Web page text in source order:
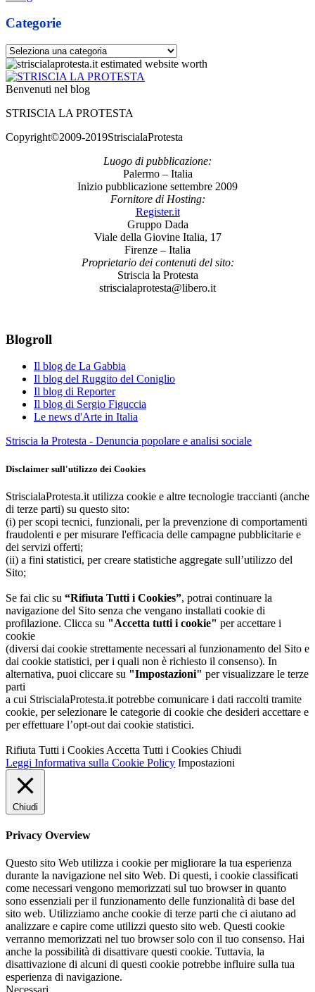
Categorie
Categorie
Benvenuti nel blog
STRISCIA LA PROTESTA
Copyright©2009-2019StriscialaProtesta
Luogo di pubblicazione:
Palermo – Italia
Inizio pubblicazione settembre 2009
Fornitore di Hosting:
Register.it
Gruppo Dada
Viale della Giovine Italia, 17
Firenze – Italia
Proprietario dei contenuti del sito:
Striscia la Protesta
striscialaprotesta@libero.it
Blogroll
Il blog de La Gabbia
Il blog del Ruggito del Coniglio
Il blog di Reporter
Il blog di Sergio Figuccia
Le news d'Arte in Italia
Striscia la Protesta - Denuncia popolare e analisi sociale
Disclaimer sull'utilizzo dei Cookies
StriscialaProtesta.it utilizza cookie e altre tecnologie traccianti (anche
di terze parti) su questo sito:
(i) per scopi tecnici, funzionali, per la prevenzione di comportamenti
fraudolenti e per misurare l'efficacia delle campagne pubblicitarie e
dei servizi offerti;
(ii) a fini statistici, per creare statistiche aggregate sull’utilizzo del
Sito;
Se fai clic su “Rifiuta Tutti i Cookies”, potrai continuare la
navigazione del Sito senza che vengano installati cookie di
profilazione. Clicca su "Accetta tutti i cookie" per accettare i
cookie
(diversi dai cookie strettamente necessari al funzionamento del Sito e
dai cookie statistici, per i quali non è richiesto il consenso). In
alternativa, puoi cliccare su "Impostazioni" per visualizzare le terze
parti
a cui StriscialaProtesta.it potrebbe comunicare i dati raccolti tramite
cookie, per selezionare le categorie di cookie che desideri accettare e
per effettuare l’opt-out dai cookie statistici.
Rifiuta Tutti i Cookies Accetta Tutti i Cookies Chiudi
Leggi Informativa sulla Cookie Policy Impostazioni
Chiudi
Privacy Overview
Questo sito Web utilizza i cookie per migliorare la tua esperienza
durante la navigazione nel sito Web. Di questi, i cookie classificati
come necessari vengono memorizzati sul tuo browser in quanto
sono essenziali per il funzionamento delle funzionalità di base del
sito web. Utilizziamo anche cookie di terze parti che ci aiutano ad
analizzare e capire come utilizzi questo sito web. Questi cookie
verranno memorizzati nel tuo browser solo con il tuo consenso. Hai
anche la possibilità di disattivare questi cookie. Tuttavia, la
disattivazione di alcuni di questi cookie potrebbe influire sulla tua
esperienza di navigazione.